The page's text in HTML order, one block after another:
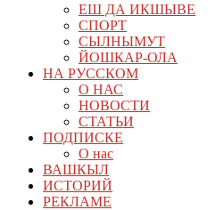
ЕШ ДА ИКШЫВЕ
СПОРТ
СЫЛНЫМУТ
ЙОШКАР-ОЛА
НА РУССКОМ
О НАС
НОВОСТИ
СТАТЬИ
ПОДПИСКЕ
О нас
ВАШКЫЛ
ИСТОРИЙ
РЕКЛАМЕ